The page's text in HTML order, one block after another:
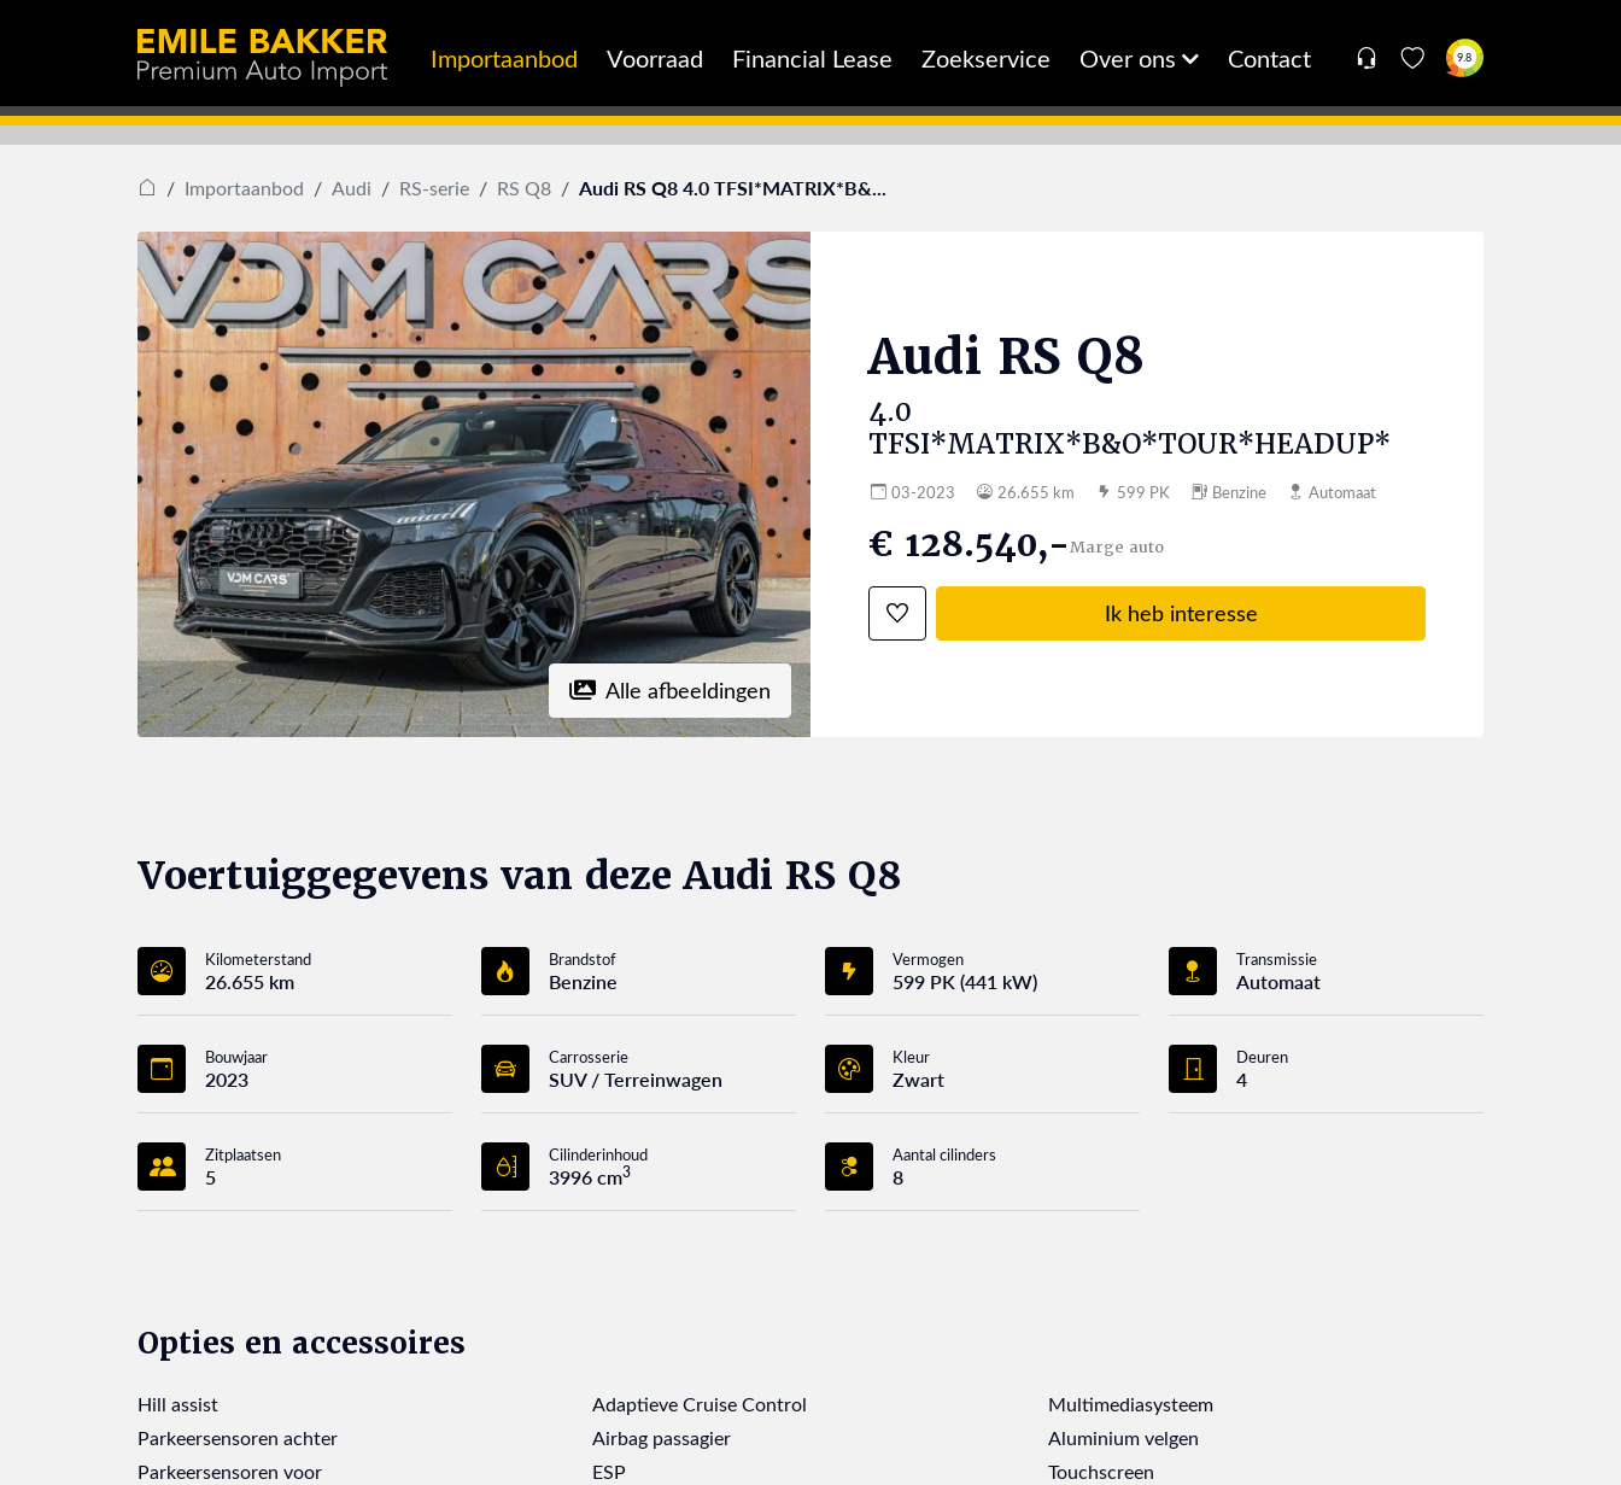
Importaanbod Voorraad Financial Lease Zoekservice Over ons Contact 9.8
Importaanbod Audi RS-serie RS Q8 Audi RS Q8 4.0 TFSI*MATRIX*B&...
Alle afbeeldingen
Audi RS Q8
4.0
TFSI*MATRIX*B&O*TOUR*HEADUP*
03-2023 26.655 km 599 PK Benzine Automaat
€ 128.540,-Marge auto
Ik heb interesse
Voertuiggegevens van deze Audi RS Q8
Kilometerstand
26.655 km
Brandstof
Benzine
Vermogen
599 PK (441 kW)
Transmissie
Automaat
Bouwjaar
2023
Carrosserie
SUV / Terreinwagen
Kleur
Zwart
Deuren
4
Zitplaatsen
5
Cilinderinhoud
3996 cm3
Aantal cilinders
8
Opties en accessoires
Hill assist
Parkeersensoren achter
Parkeersensoren voor
Adaptieve Cruise Control
Airbag passagier
ESP
Multimediasysteem
Aluminium velgen
Touchscreen